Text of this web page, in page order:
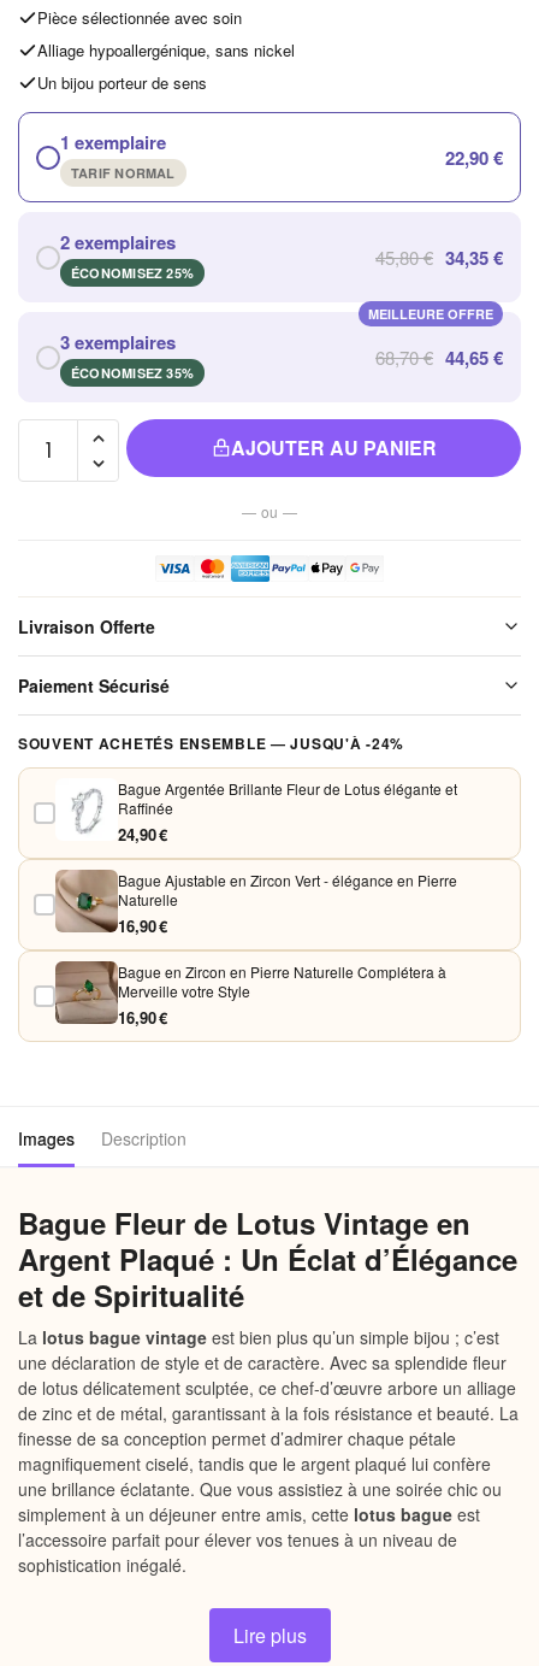
Pièce sélectionnée avec soin
Alliage hypoallergénique, sans nickel
Un bijou porteur de sens
1 exemplaire
TARIF NORMAL
22,90 €
2 exemplaires
ÉCONOMISEZ 25%
45,80 € 34,35 €
MEILLEURE OFFRE
3 exemplaires
ÉCONOMISEZ 35%
68,70 € 44,65 €
Argent
Plaqué
élégante
et
Raffinée
AJOUTER AU PANIER
— ou —
Livraison Offerte
soigneusement emballé avant expédition. Aucun frais de port, jamais.
Paiement Sécurisé
acceptons Visa, Mastercard, PayPal et Apple Pay. Aucune donnée
bancaire n'est conservée sur nos serveurs.
SOUVENT ACHETÉS ENSEMBLE — JUSQU'À -24%
Bague Argentée Brillante Fleur de Lotus élégante et
Raffinée
24,90 €
Bague Ajustable en Zircon Vert - élégance en Pierre
Naturelle
16,90 €
Bague en Zircon en Pierre Naturelle Complétera à
Merveille votre Style
16,90 €
Images Description
Bague Fleur de Lotus Vintage en
Argent Plaqué : Un Éclat d’Élégance
et de Spiritualité
La lotus bague vintage est bien plus qu’un simple bijou ; c’est
une déclaration de style et de caractère. Avec sa splendide fleur
de lotus délicatement sculptée, ce chef-d’œuvre arbore un alliage
de zinc et de métal, garantissant à la fois résistance et beauté. La
finesse de sa conception permet d’admirer chaque pétale
magnifiquement ciselé, tandis que le argent plaqué lui confère
une brillance éclatante. Que vous assistiez à une soirée chic ou
simplement à un déjeuner entre amis, cette lotus bague est
l’accessoire parfait pour élever vos tenues à un niveau de
sophistication inégalé.
Chaque regard sur cette bague rappelle la pureté et la
résurrection que symbolise la fleur de lotus. Non seulement elle
Lire plus